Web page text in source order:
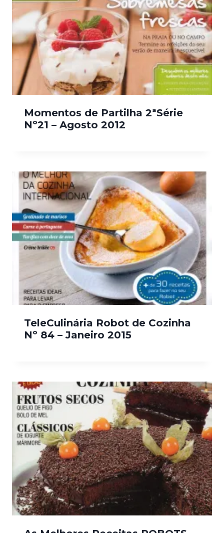
Momentos de Partilha 2ªSérie
Nº21 – Agosto 2012
TeleCulinária Robot de Cozinha
Nº 84 – Janeiro 2015